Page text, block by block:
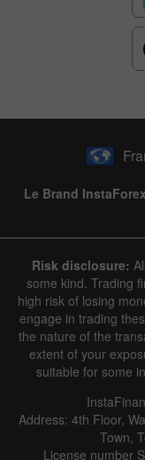
Le Brand InstaForex
Risk disclosure:
some kind. Trading
high risk of losing
engage in trading
the nature of the
extent of your
suitable for some
Address: 4th Floor,
Town,
License number